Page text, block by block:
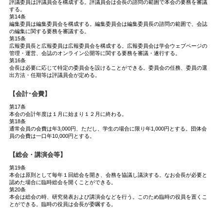
評議委員は評議員会を構成する。評議員会は会長の諮問の範囲で本会の要務を審議
する。
第14条
編集委員は編集委員会を構成する。編集委員会は編集委員長の諮問の範囲で、会誌
の編集に関する要務を審議する。
第15条
広報委員長と広報委員は広報委員会を構成する。広報委員会は学会ウェブページの
管理・運営、会誌のオンライン公開等に関する要務を審議・遂行する。
第16条
会長は必要に応じて特定の委員会を設けることができる。委員会の任務、委員の選
出方法・任期等は評議員会が定める。
【会計･会費】
第17条
本会の会計年度は１月に始まり１２月に終わる。
第18条
通常会員の会費は年3,000円、ただし、学生の場合に限り年1,000円とする。団体会
員の会費は一口年10,000円とする。
【総会・講演会等】
第19条
本会は原則として毎年１回総会を開き、会務を協議し議決する。なお会長が必要と
認めた場合に臨時総会を開くことができる。
第20条
本会は総会の時、研究発表および講演会などを行う。このため臨時の役員を置くこ
とができる。臨時の役員は会長が委嘱する。